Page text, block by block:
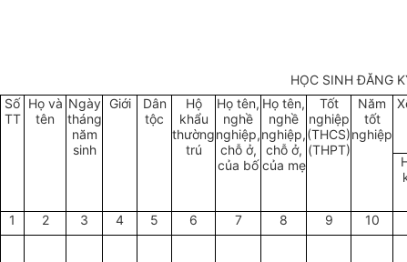
HỌC SINH ĐĂNG
Số
TT
Họ và
tên
Ngày
tháng
năm
sinh
Giới
Dân
tộc
Hộ
khẩu
thường
trú
Họ tên,
nghề
nghiệp,
chỗ ở,
của bố
Họ tên,
nghề
nghiệp,
chỗ ở,
của mẹ
Tốt
nghiệp
(THCS)
(THPT)
Năm
tốt
nghiệp
1 2 3 4 5 6 7 8 9 10